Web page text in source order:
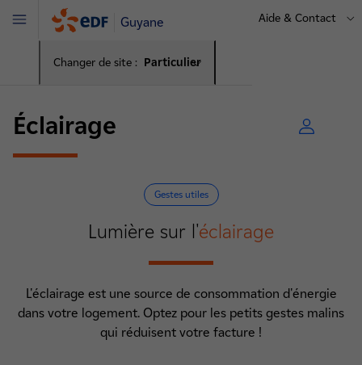
Guyane
Changer de site : Particulier
Aide & Contact
Menu
Éclairage
Gestes utiles
Lumière sur l'éclairage
L'éclairage est une source de consommation d'énergie
dans votre logement. Optez pour les petits gestes malins
qui réduisent votre facture !